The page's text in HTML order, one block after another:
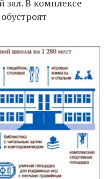
зал. В комплексе